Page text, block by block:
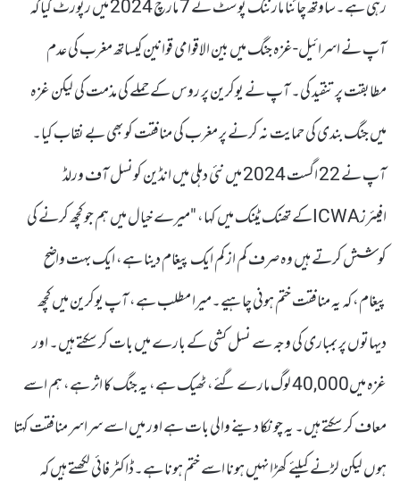
رہی ہے۔ساوتھ چائنا مارننگ پوسٹ نے 7 مارچ 2024 میں رپورٹ کیا کہ
آپ نے اسرائیل-غزہ جنگ میں بین الاقوامی قوانین کیساتھ مغرب کی عدم
مطابقت پر تنقید کی۔ آپ نے یوکرین پر روس کے حملے کی مذمت کی لیکن غزہ
میں جنگ بندی کی حمایت نہ کرنے پر مغرب کی منافقت کو بھی بے نقاب کیا۔
آپ نے 22 اگست 2024 میں نئی دہلی میں انڈین کونسل آف ورلڈ
افیئرزICWAکے تھنک ٹینک میں کہا، "میرے خیال میں ہم جو کچھ کرنے کی
کوشش کرتے ہیں وہ صرف کم از کم ایک پیغام دینا ہے، ایک بہت واضح
پیغام، کہ یہ منافقت ختم ہونی چاہیے۔میرا مطلب ہے، آپ یوکرین میں کچھ
دیہاتوں پر بمباری کی وجہ سے نسل کشی کے بارے میں بات کر سکتے ہیں۔ اور
غزہ میں40,000 لوگ مارے گئے، ٹھیک ہے، یہ جنگ کا اثر ہے، ہم اسے
معاف کر سکتے ہیں۔ یہ چونکا دینے والی بات ہے اور میں اسے سراسر منافقت کہتا
ہوں لیکن لڑنے کیلئے کھڑا نہیں ہونا اسے ختم ہونا ہے۔ڈاکٹر فائی لکھتے ہیں کہ